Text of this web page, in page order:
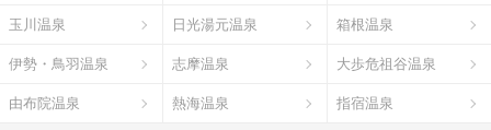
玉川温泉 日光湯元温泉 箱根温泉
伊勢・鳥羽温泉 志摩温泉 大歩危祖谷温泉
由布院温泉 熱海温泉 指宿温泉